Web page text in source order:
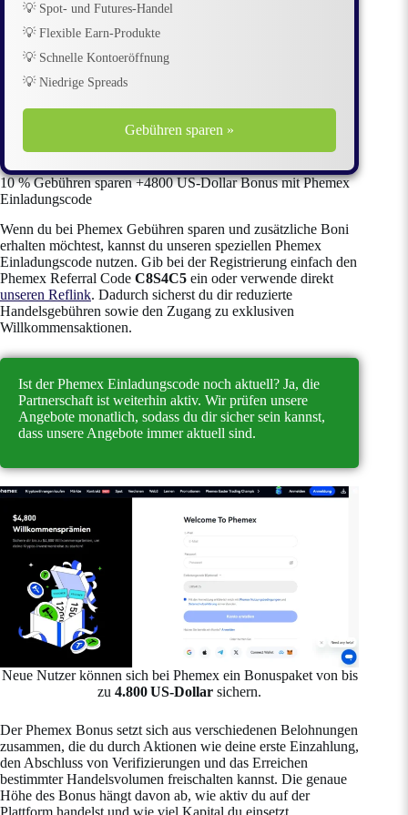
💡 Spot- und Futures-Handel
💡 Flexible Earn-Produkte
💡 Schnelle Kontoeröffnung
💡 Niedrige Spreads
Gebühren sparen »
10 % Gebühren sparen +4800 US-Dollar Bonus mit Phemex
Einladungscode
Wenn du bei Phemex Gebühren sparen und zusätzliche Boni
erhalten möchtest, kannst du unseren speziellen Phemex
Einladungscode nutzen. Gib bei der Registrierung einfach den
Phemex Referral Code C8S4C5 ein oder verwende direkt
unseren Reflink. Dadurch sicherst du dir reduzierte
Handelsgebühren sowie den Zugang zu exklusiven
Willkommensaktionen.
Ist der Phemex Einladungscode noch aktuell? Ja, die
Partnerschaft ist weiterhin aktiv. Wir prüfen unsere
Angebote monatlich, sodass du dir sicher sein kannst,
dass unsere Angebote immer aktuell sind.
Neue Nutzer können sich bei Phemex ein Bonuspaket von bis
zu4.800 US-Dollar sichern.
Der Phemex Bonus setzt sich aus verschiedenen Belohnungen
zusammen, die du durch Aktionen wie deine erste Einzahlung,
den Abschluss von Verifizierungen und das Erreichen
bestimmter Handelsvolumen freischalten kannst. Die genaue
Höhe des Bonus hängt davon ab, wie aktiv du auf der